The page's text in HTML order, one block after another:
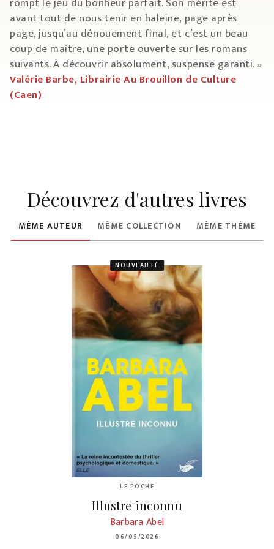
avant tout de nous tenir en haleine, page après
page, jusqu’au dénouement final, et c’est un beau
coup de maître, une porte ouverte sur les romans
suivants. À découvrir absolument, suspense garanti. »
Valérie Barbe, Librairie Au Brouillon de Culture
(Caen)
Découvrez d'autres livres
MÊME AUTEUR MÊME COLLECTION MÊME THÈME
NOUVEAUTÉ
LE POCHE
Illustre inconnu
Barbara Abel
06/05/2026